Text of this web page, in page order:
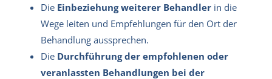
Die Einbeziehung weiterer Behandler in die
Wege leiten und Empfehlungen für den Ort der
Behandlung aussprechen.
Die Durchführung der empfohlenen oder
veranlassten Behandlungen bei der